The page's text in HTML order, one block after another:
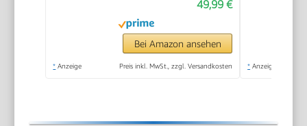
Dampfgarer Topf
stapelbar, ideal für
kleine Portionen oder
Singlehaushalte
49,99 €
Bei Amazon ansehen
* Anzeige Preis inkl. MwSt., zzgl. Versandkosten * Anzeige